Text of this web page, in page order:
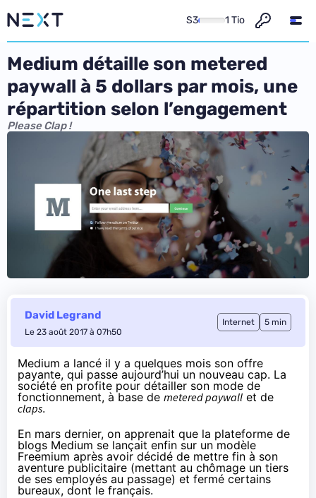
S3 1 Tio
Medium détaille son metered
paywall à 5 dollars par mois, une
répartition selon l’engagement
Please Clap !
David Legrand
Le 23 août 2017 à 07h50
Internet 5 min
Medium a lancé il y a quelques mois son offre
payante, qui passe aujourd’hui un nouveau cap. La
société en profite pour détailler son mode de
fonctionnement, à base de metered paywall et de
claps.
En mars dernier, on apprenait que la plateforme de
blogs Medium se lançait enfin sur un modèle
Freemium après avoir décidé de mettre fin à son
aventure publicitaire (mettant au chômage un tiers
de ses employés au passage) et fermé certains
bureaux, dont le français.